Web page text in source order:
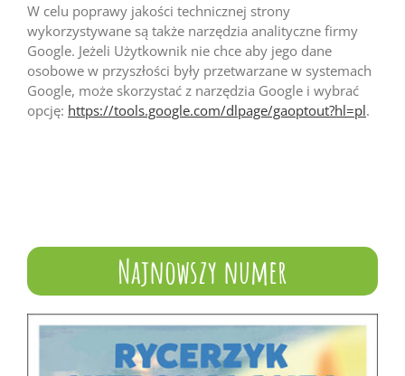
W celu poprawy jakości technicznej strony
wykorzystywane są także narzędzia analityczne firmy
Google. Jeżeli Użytkownik nie chce aby jego dane
osobowe w przyszłości były przetwarzane w systemach
Google, może skorzystać z narzędzia Google i wybrać
opcję: https://tools.google.com/dlpage/gaoptout?hl=pl.
Najnowszy numer